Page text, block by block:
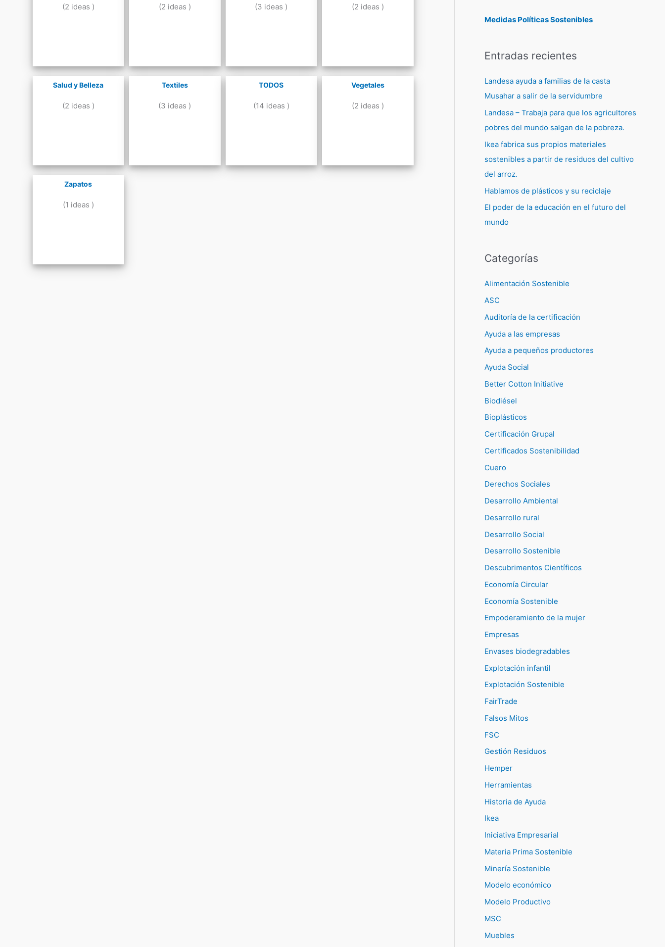
(2 ideas ) (2 ideas ) (3 ideas ) (2 ideas )
Salud y Belleza
(2 ideas )
Textiles
(3 ideas )
TODOS
(14 ideas )
Vegetales
(2 ideas )
Zapatos
(1 ideas )
Medidas Políticas Sostenibles
Entradas recientes
Landesa ayuda a familias de la casta
Musahar a salir de la servidumbre
Landesa – Trabaja para que los agricultores
pobres del mundo salgan de la pobreza.
Ikea fabrica sus propios materiales
sostenibles a partir de residuos del cultivo
del arroz.
Hablamos de plásticos y su reciclaje
El poder de la educación en el futuro del
mundo
Categorías
Alimentación Sostenible
ASC
Auditoría de la certificación
Ayuda a las empresas
Ayuda a pequeños productores
Ayuda Social
Better Cotton Initiative
Biodiésel
Bioplásticos
Certificación Grupal
Certificados Sostenibilidad
Cuero
Derechos Sociales
Desarrollo Ambiental
Desarrollo rural
Desarrollo Social
Desarrollo Sostenible
Descubrimentos Científicos
Economía Circular
Economía Sostenible
Empoderamiento de la mujer
Empresas
Envases biodegradables
Explotación infantil
Explotación Sostenible
FairTrade
Falsos Mitos
FSC
Gestión Residuos
Hemper
Herramientas
Historia de Ayuda
Ikea
Iniciativa Empresarial
Materia Prima Sostenible
Minería Sostenible
Modelo económico
Modelo Productivo
MSC
Muebles